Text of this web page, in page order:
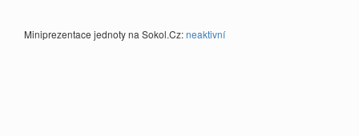
Miniprezentace jednoty na Sokol.Cz:neaktivní